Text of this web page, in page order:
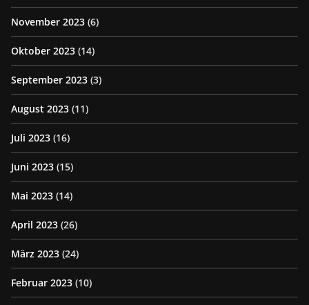
November 2023 (6)
Oktober 2023 (14)
September 2023 (3)
August 2023 (11)
Juli 2023 (16)
Juni 2023 (15)
Mai 2023 (14)
April 2023 (26)
März 2023 (24)
Februar 2023 (10)